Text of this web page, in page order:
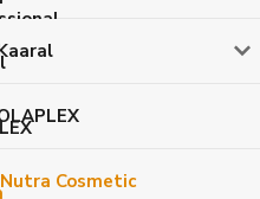
Nutra Cosmetic